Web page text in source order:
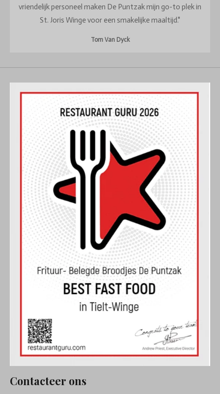
vriendelijk personeel maken De Puntzak mijn go-to plek in
St. Joris Winge voor een smakelijke maaltijd."
Tom Van Dyck
Contacteer ons